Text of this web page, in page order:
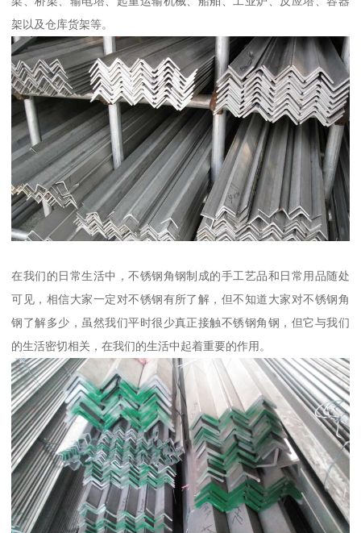
架以及仓库货架等。
在我们的日常生活中，不锈钢角钢制成的手工艺品和日常用品随处
可见，相信大家一定对不锈钢有所了解，但不知道大家对不锈钢角
钢了解多少，虽然我们平时很少真正接触不锈钢角钢，但它与我们
的生活密切相关，在我们的生活中起着重要的作用。